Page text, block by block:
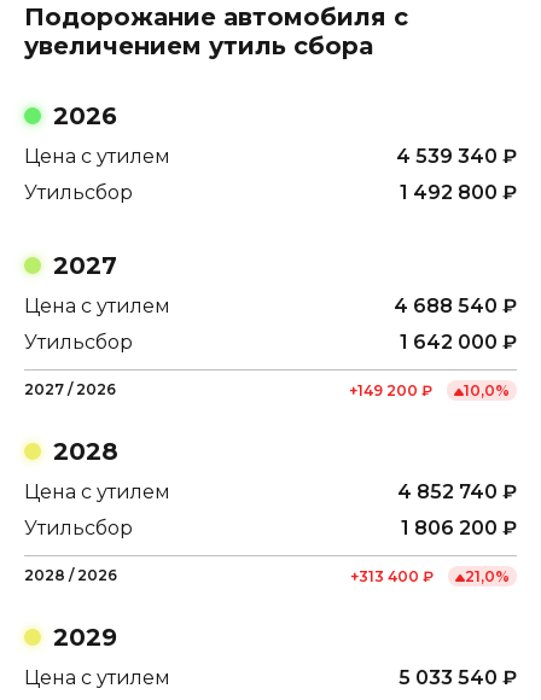
Подорожание автомобиля с
увеличением утиль сбора
2026
Цена с утилем 4 539 340 ₽
Утильсбор
1 492 800 ₽
2027
Цена с утилем 4 688 540 ₽
Утильсбор
1 642 000 ₽
2027 / 2026 +149 200 ₽ 10,0%
2028
Цена с утилем 4 852 740 ₽
Утильсбор
1 806 200 ₽
2028 / 2026 +313 400 ₽ 21,0%
2029
Цена с утилем 5 033 540 ₽